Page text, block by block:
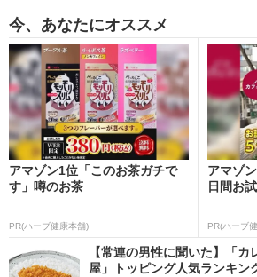
今、あなたにオススメ
アマゾン1位「このお茶ガチで
す」噂のお茶
PR(ハーブ健康本舗)
アマゾ
日間お試
PR(ハーブ
【常連の男性に聞いた】「
屋」トッピング人気ランキン